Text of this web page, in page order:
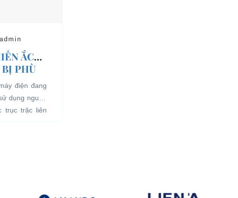
ẮC
PHÙ
điện đang
dụng nguồn
trục trặc liên